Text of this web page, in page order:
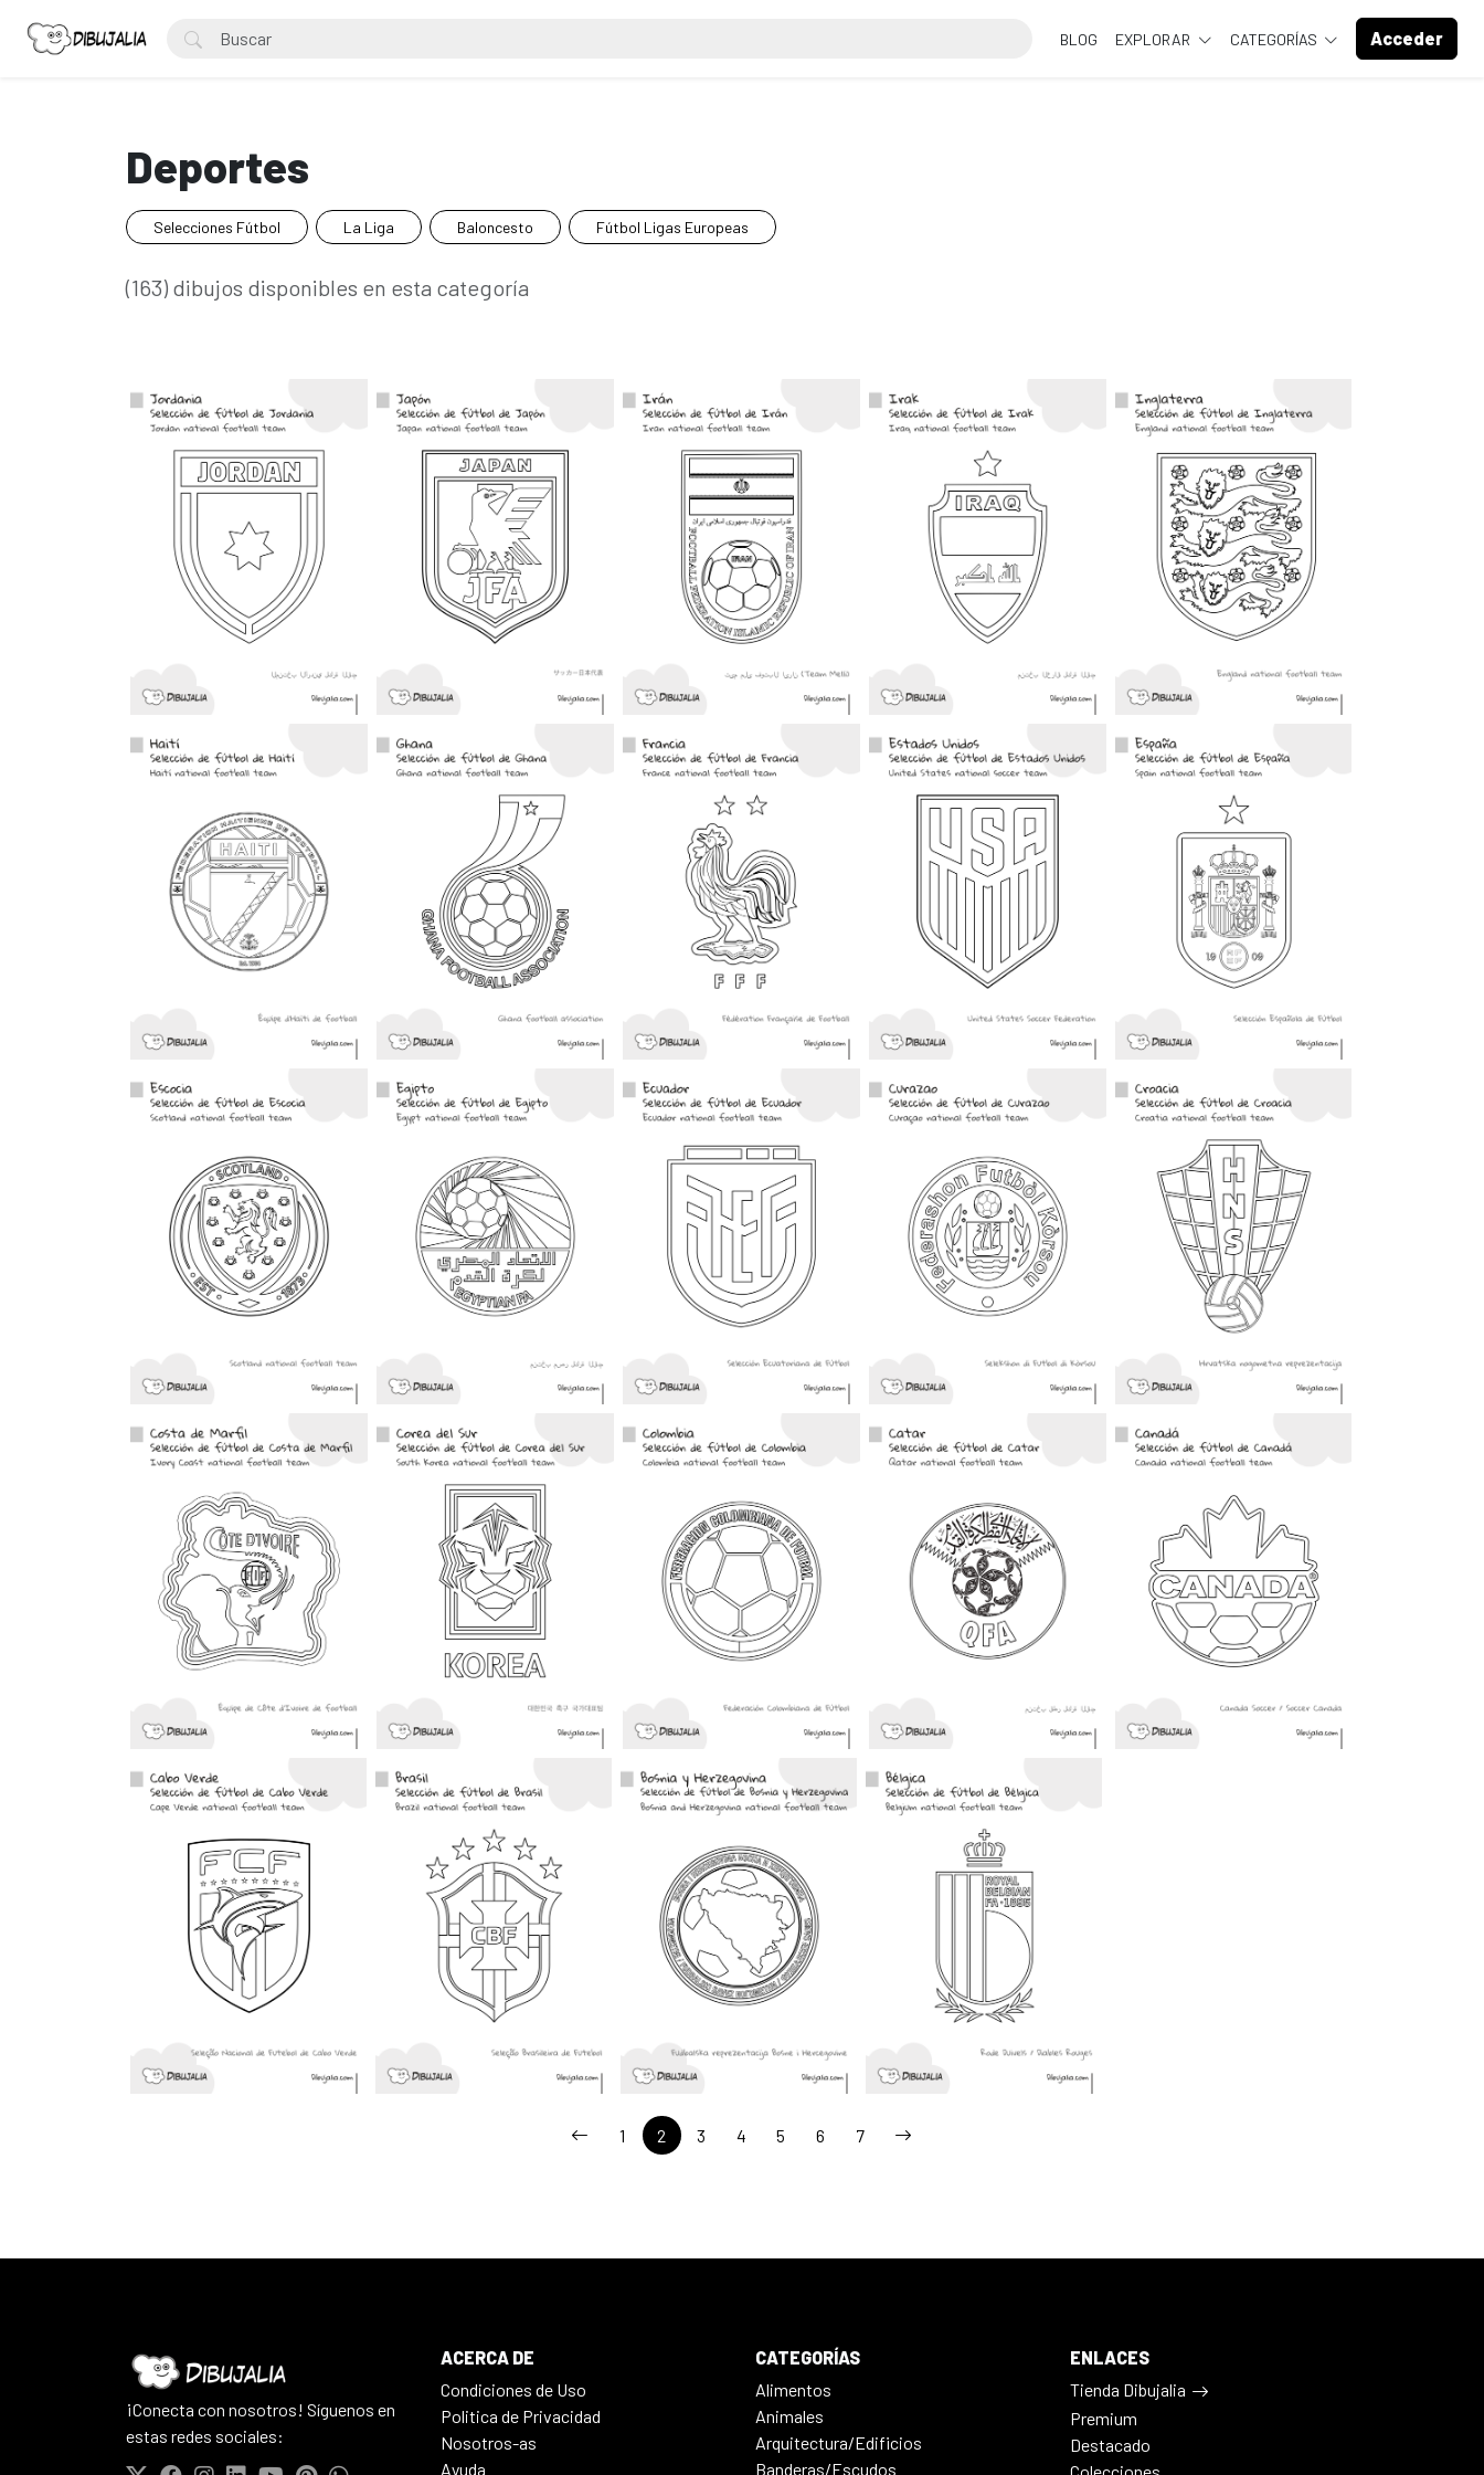
BLOG EXPLORAR CATEGORÍAS Acceder
Deportes
Selecciones Fútbol La Liga Baloncesto Fútbol Ligas Europeas
(163) dibujos disponibles en esta categoría
1 2 3 4 5 6 7
¡Conecta con nosotros! Síguenos en
estas redes sociales:
ACERCA DE
Condiciones de Uso
Politica de Privacidad
Nosotros-as
Ayuda
CATEGORÍAS
Alimentos
Animales
Arquitectura/Edificios
Banderas/Escudos
ENLACES
Tienda Dibujalia
Premium
Destacado